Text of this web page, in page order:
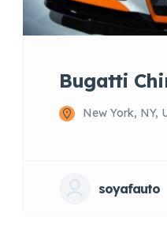
Bugatti
New York, NY,
soyafauto